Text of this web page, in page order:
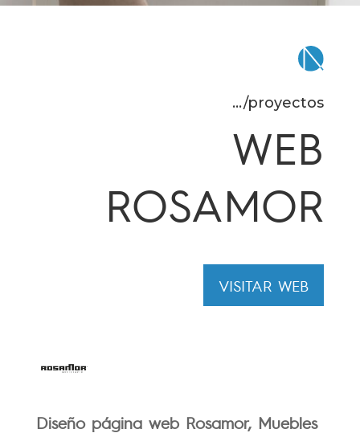
.../proyectos
WEB
ROSAMOR
VISITAR WEB
Diseño página web Rosamor, Muebles